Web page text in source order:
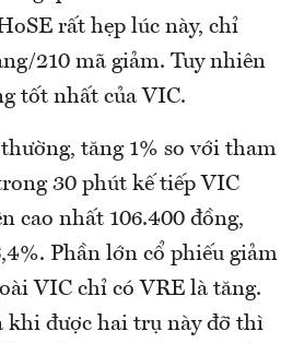
rất hẹp lúc này, chỉ
210 mã giảm. Tuy nhiên
tốt nhất của VIC.
tăng 1% so với tham
30 phút kế tiếp VIC
cao nhất 106.400 đồng,
Phần lớn cổ phiếu giảm
VIC chỉ có VRE là tăng.
khi được hai trụ này đỡ thì